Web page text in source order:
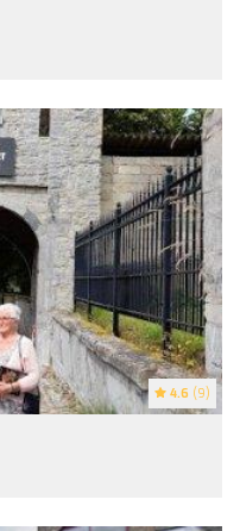
4.6 (9)